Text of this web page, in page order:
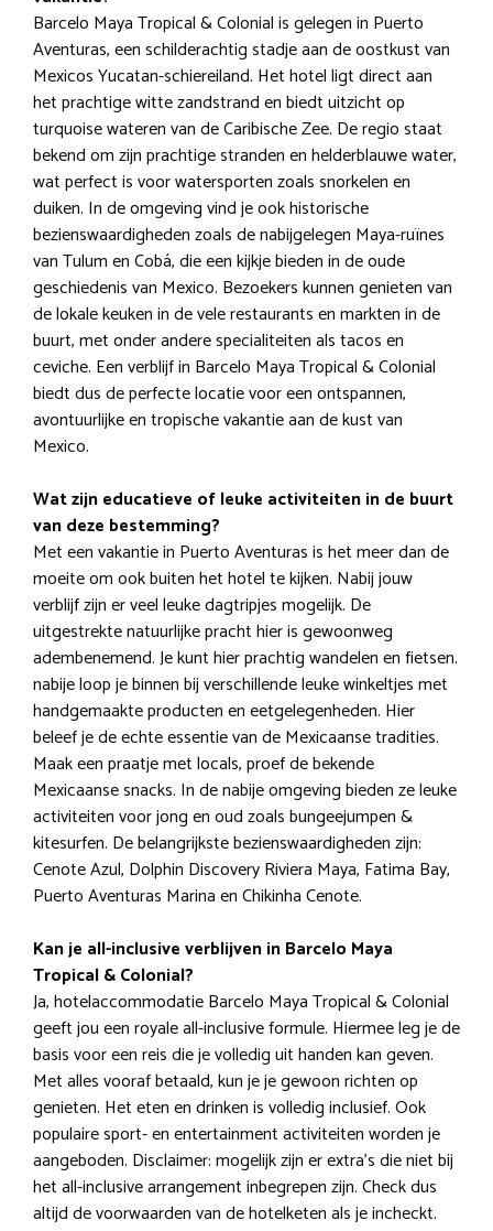
Barcelo Maya Tropical & Colonial is gelegen in Puerto
Aventuras, een schilderachtig stadje aan de oostkust van
Mexicos Yucatan-schiereiland. Het hotel ligt direct aan
het prachtige witte zandstrand en biedt uitzicht op
turquoise wateren van de Caribische Zee. De regio staat
bekend om zijn prachtige stranden en helderblauwe water,
wat perfect is voor watersporten zoals snorkelen en
duiken. In de omgeving vind je ook historische
bezienswaardigheden zoals de nabijgelegen Maya-ruïnes
van Tulum en Cobá, die een kijkje bieden in de oude
geschiedenis van Mexico. Bezoekers kunnen genieten van
de lokale keuken in de vele restaurants en markten in de
buurt, met onder andere specialiteiten als tacos en
ceviche. Een verblijf in Barcelo Maya Tropical & Colonial
biedt dus de perfecte locatie voor een ontspannen,
avontuurlijke en tropische vakantie aan de kust van
Mexico.
Wat zijn educatieve of leuke activiteiten in de buurt
van deze bestemming?
Met een vakantie in Puerto Aventuras is het meer dan de
moeite om ook buiten het hotel te kijken. Nabij jouw
verblijf zijn er veel leuke dagtripjes mogelijk. De
uitgestrekte natuurlijke pracht hier is gewoonweg
adembenemend. Je kunt hier prachtig wandelen en fietsen.
nabije loop je binnen bij verschillende leuke winkeltjes met
handgemaakte producten en eetgelegenheden. Hier
beleef je de echte essentie van de Mexicaanse tradities.
Maak een praatje met locals, proef de bekende
Mexicaanse snacks. In de nabije omgeving bieden ze leuke
activiteiten voor jong en oud zoals bungeejumpen &
kitesurfen. De belangrijkste bezienswaardigheden zijn:
Cenote Azul, Dolphin Discovery Riviera Maya, Fatima Bay,
Puerto Aventuras Marina en Chikinha Cenote.
Kan je all-inclusive verblijven in Barcelo Maya
Tropical & Colonial?
Ja, hotelaccommodatie Barcelo Maya Tropical & Colonial
geeft jou een royale all-inclusive formule. Hiermee leg je de
basis voor een reis die je volledig uit handen kan geven.
Met alles vooraf betaald, kun je je gewoon richten op
genieten. Het eten en drinken is volledig inclusief. Ook
populaire sport- en entertainment activiteiten worden je
aangeboden. Disclaimer: mogelijk zijn er extra’s die niet bij
het all-inclusive arrangement inbegrepen zijn. Check dus
altijd de voorwaarden van de hotelketen als je incheckt.